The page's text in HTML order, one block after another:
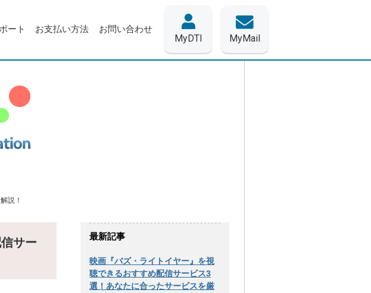
ート お支払い方法 お問い合わせ
MyDTI MyMail
説！
サー
最新記事
映画『バズ・ライトイヤー』を視
聴できるおすすめ配信サービス3
選！あなたに合ったサービスを厳